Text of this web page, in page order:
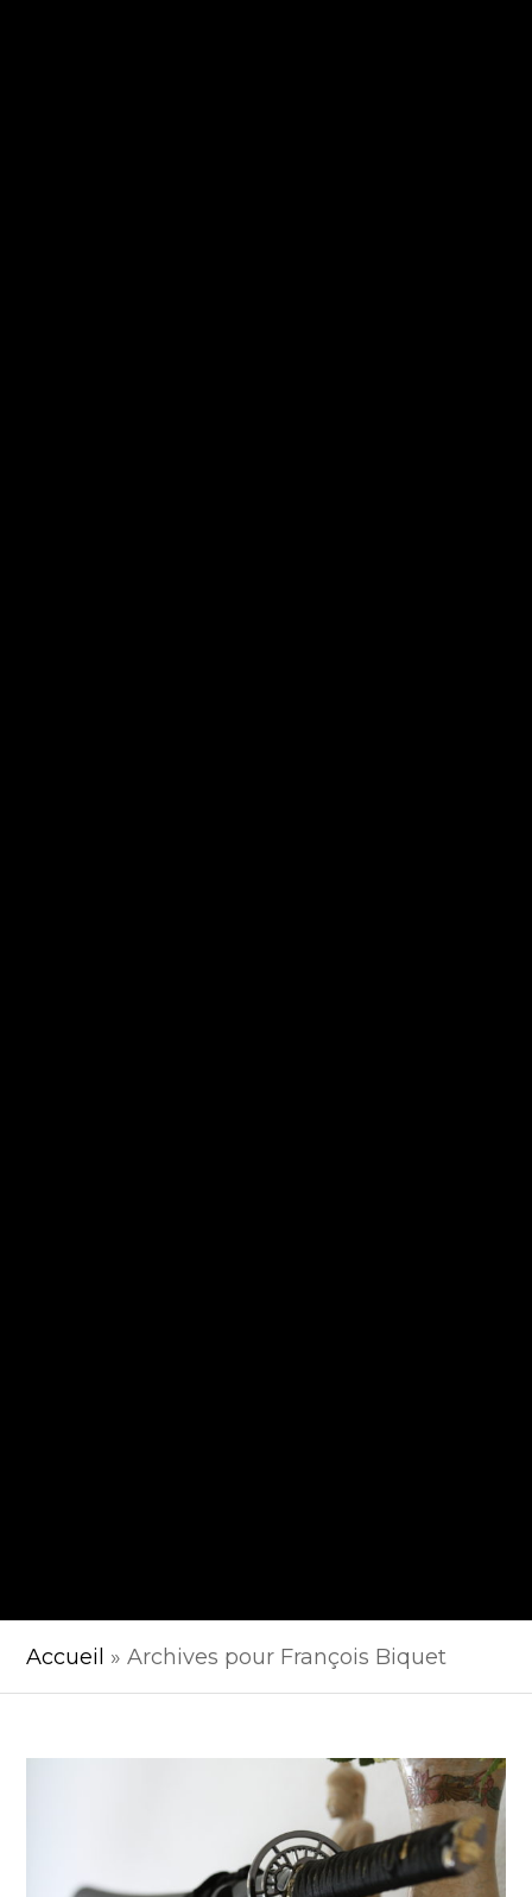
Accueil »Archives pour François Biquet